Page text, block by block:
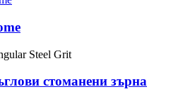
стоманени зърна